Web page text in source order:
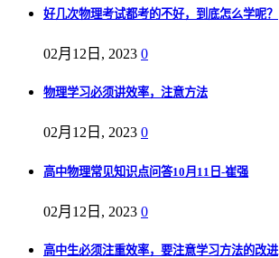
好几次物理考试都考的不好，到底怎么学呢？
02月12日, 2023 0
物理学习必须讲效率，注意方法
02月12日, 2023 0
高中物理常见知识点问答10月11日-崔强
02月12日, 2023 0
高中生必须注重效率，要注意学习方法的改进